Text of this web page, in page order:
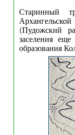
Старинный
(Пудожский
заселения
образования